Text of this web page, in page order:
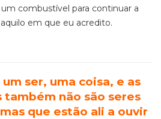
combustível para continuar a
em que eu acredito.
ser, uma coisa, e as
também não são seres
que estão ali a ouvir